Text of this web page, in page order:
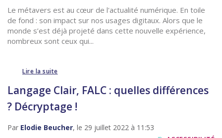
Le métavers est au cœur de l'actualité numérique. En toile
de fond : son impact sur nos usages digitaux. Alors que le
monde s’est déjà projeté dans cette nouvelle expérience,
nombreux sont ceux qui...
Lire la suite
Langage Clair, FALC : quelles différences
? Décryptage !
Par Elodie Beucher, le 29 juillet 2022 à 11:53